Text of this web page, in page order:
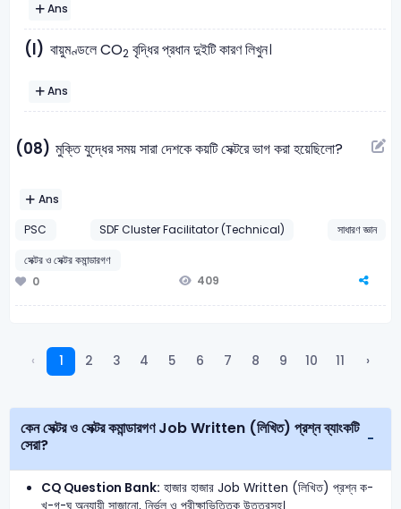
Ans
(l) বায়ুমণ্ডলে CO2 বৃদ্ধির প্রধান দুইটি কারণ লিখুন।
Ans
(08) মুক্তি যুদ্ধের সময় সারা দেশকে কয়টি সেক্টরে ভাগ করা হয়েছিলো?
Ans
PSC
SDF Cluster Facilitator (Technical)
সাধারণ জ্ঞান
সেক্টর ও সেক্টর কমান্ডারগণ
0
409
‹ 1 2 3 4 5 6 7 8 9 10 11 ›
কেন সেক্টর ও সেক্টর কমান্ডারগণ Job Written (লিখিত) প্রশ্ন ব্যাংকটি
সেরা?
CQ Question Bank: হাজার হাজার Job Written (লিখিত) প্রশ্ন ক-